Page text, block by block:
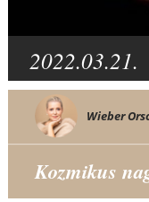
2022.03.21.
Wieber
Kozmikus